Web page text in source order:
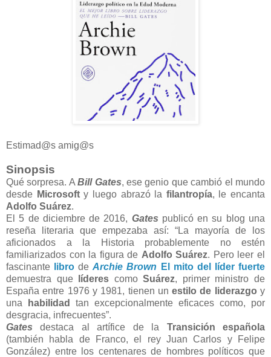
Estimad@s amig@s
Sinopsis
Qué sorpresa. ABill Gates, ese genio que cambió el mundo
desde Microsofty luego abrazó la filantropía, le encanta
Adolfo Suárez.
El 5 de diciembre de 2016, Gates publicó en su blog una
reseña literaria que empezaba así: “La mayoría de los
aficionados a la Historia probablemente no estén
familiarizados con la figura de Adolfo Suárez. Pero leer el
fascinante
libro deArchie Brown
El mito del líder fuerte
demuestra que
líderes comoSuárez, primer ministro de
España entre 1976 y 1981, tienen unestilo de liderazgo y
una
habilidad
tan excepcionalmente eficaces como, por
desgracia, infrecuentes”.
Gates destaca al artífice de la Transición española
(también habla de Franco, el rey Juan Carlos y Felipe
González) entre los centenares de hombres políticos que